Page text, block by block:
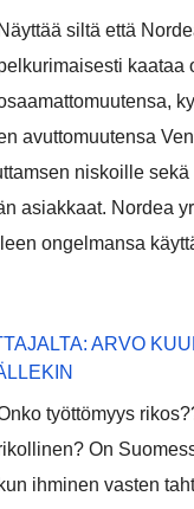
Näyttää siltä että
kaataa
avuttomuutensa
niskoille sekä
asiakkaat. Nordea
ongelmansa
ARVO
työttömyys
On
kun ihminen vasten